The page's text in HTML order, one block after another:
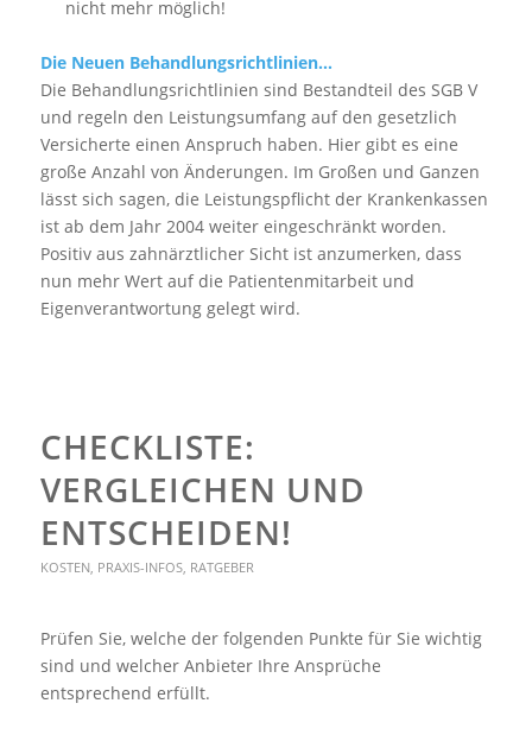
nicht mehr möglich!
Die Neuen Behandlungsrichtlinien…
Die Behandlungsrichtlinien sind Bestandteil des SGB V
und regeln den Leistungsumfang auf den gesetzlich
Versicherte einen Anspruch haben. Hier gibt es eine
große Anzahl von Änderungen. Im Großen und Ganzen
lässt sich sagen, die Leistungspflicht der Krankenkassen
ist ab dem Jahr 2004 weiter eingeschränkt worden.
Positiv aus zahnärztlicher Sicht ist anzumerken, dass
nun mehr Wert auf die Patientenmitarbeit und
Eigenverantwortung gelegt wird.
CHECKLISTE:
VERGLEICHEN UND
ENTSCHEIDEN!
KOSTEN, PRAXIS-INFOS, RATGEBER
Prüfen Sie, welche der folgenden Punkte für Sie wichtig
sind und welcher Anbieter Ihre Ansprüche
entsprechend erfüllt.